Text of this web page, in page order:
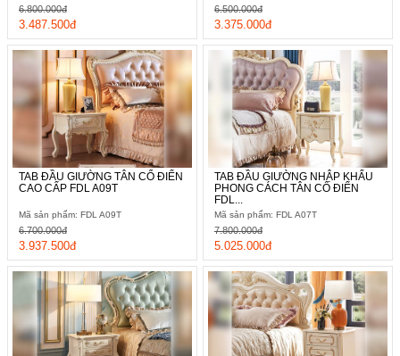
3.487.500đ
6.800.000đ
3.375.000đ
6.500.000đ
TAB ĐẦU GIƯỜNG TÂN CỔ ĐIỂN
CAO CẤP FDL A09T
Mã sản phẩm: FDL A09T
3.937.500đ
6.700.000đ
TAB ĐẦU GIƯỜNG NHẬP KHẨU
PHONG CÁCH TÂN CỔ ĐIỂN
FDL...
Mã sản phẩm: FDL A07T
5.025.000đ
7.800.000đ